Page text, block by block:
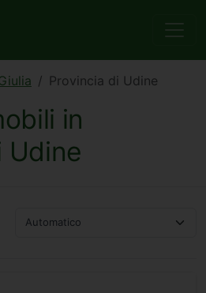
Provincia di Udine
in
Udine
Automatico